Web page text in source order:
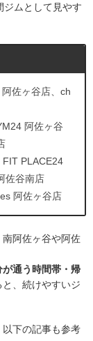
ジムとして見やす
阿佐ヶ谷店、ch
阿佐ヶ谷
FIT PLACE24
佐谷南店
阿佐ヶ谷店
阿佐ヶ谷や阿佐
が通う時間帯・帰
、続けやすいジ
下の記事も参考